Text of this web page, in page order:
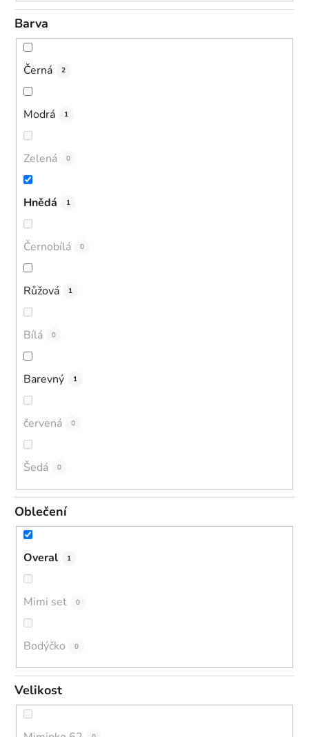
Barva
Černá 2
Modrá 1
Zelená 0
Hnědá 1
Černobílá 0
Růžová 1
Bílá 0
Barevný 1
červená 0
Šedá 0
Oblečení
Overal 1
Mimi set 0
Bodýčko 0
Velikost